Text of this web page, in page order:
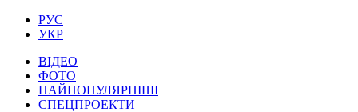
РУС
УКР
ВІДЕО
ФОТО
НАЙПОПУЛЯРНІШІ
СПЕЦПРОЕКТИ